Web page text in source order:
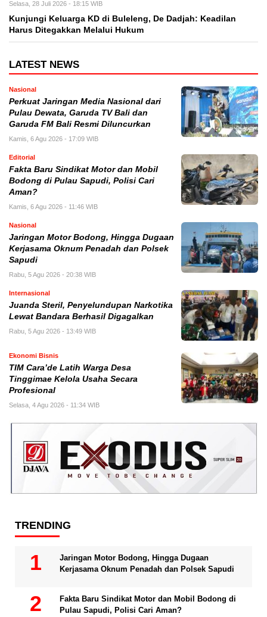
Selasa, 28 Juli 2026 - 18:15 WIB
Kunjungi Keluarga KD di Buleleng, De Dadjah: Keadilan
Harus Ditegakkan Melalui Hukum
LATEST NEWS
Nasional
Perkuat Jaringan Media Nasional dari
Pulau Dewata, Garuda TV Bali dan
Garuda FM Bali Resmi Diluncurkan
Kamis, 6 Agu 2026 - 17:09 WIB
Editorial
Fakta Baru Sindikat Motor dan Mobil
Bodong di Pulau Sapudi, Polisi Cari
Aman?
Kamis, 6 Agu 2026 - 11:46 WIB
Nasional
Jaringan Motor Bodong, Hingga Dugaan
Kerjasama Oknum Penadah dan Polsek
Sapudi
Rabu, 5 Agu 2026 - 20:38 WIB
Internasional
Juanda Steril, Penyelundupan Narkotika
Lewat Bandara Berhasil Digagalkan
Rabu, 5 Agu 2026 - 13:49 WIB
Ekonomi Bisnis
TIM Cara’de Latih Warga Desa
Tinggimae Kelola Usaha Secara
Profesional
Selasa, 4 Agu 2026 - 11:34 WIB
TRENDING
Jaringan Motor Bodong, Hingga Dugaan
Kerjasama Oknum Penadah dan Polsek Sapudi
Fakta Baru Sindikat Motor dan Mobil Bodong di
Pulau Sapudi, Polisi Cari Aman?